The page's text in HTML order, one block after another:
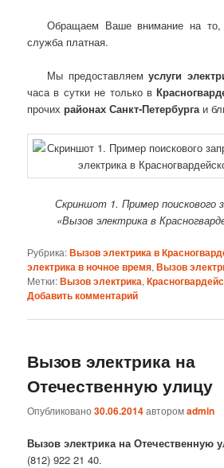
Обращаем Ваше внимание на то,
служба платная.
Мы предоставляемуслуги
часа в сутки не только в
прочихрайонах Санкт-Петербурга и
Скриншот 1. Пример поискового
«Вызов электрика в
Рубрика:Вызов электрика в
электрика в ночное время,Вызов
Метки:Вызов электрика,
Добавить комментарий
Вызов электрика на
Отечественную улицу
Опубликовано30.06.2014авторомadmin
Вызов электрика на Отечественную
(812) 922 21 40.